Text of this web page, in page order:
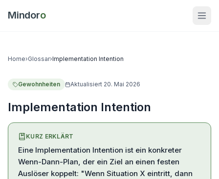
Mindoro
Home›Glossar›Implementation Intention
Gewohnheiten Aktualisiert 20. Mai 2026
Implementation Intention
KURZ ERKLÄRT
Eine Implementation Intention ist ein konkreter
Wenn-Dann-Plan, der ein Ziel an einen festen
Auslöser koppelt: "Wenn Situation X eintritt, dann